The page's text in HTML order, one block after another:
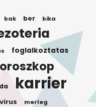
bak ber bika
foglalkoztatas
karrier
merleg